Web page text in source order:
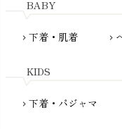
PeopleTree（ピープル
PRISTINE（プリスティ
fromF（フロムエフ）
MATONA（マトナ）
mini rodini（ミニロデ
My Little Cozmo（マ
BABY
chevron_right 下着・肌着 chevron_right
KIDS
chevron_right 下着・パジャマ